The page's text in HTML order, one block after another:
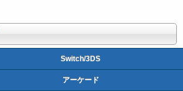
Switch/3DS
アーケード